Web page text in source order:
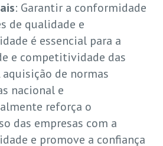
: Garantir a conformidade
de qualidade e
é essencial para a
e competitividade das
aquisição de normas
nacional e
reforça o
das empresas com a
e promove a confiança